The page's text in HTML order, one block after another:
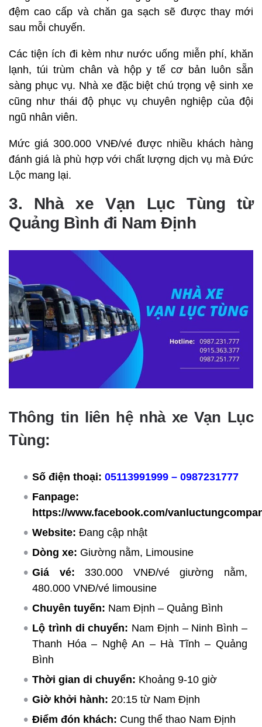
đệm cao cấp và chăn ga sạch sẽ được thay mới
sau mỗi chuyến.
Các tiện ích đi kèm như nước uống miễn phí, khăn
lạnh, túi trùm chân và hộp y tế cơ bản luôn sẵn
sàng phục vụ. Nhà xe đặc biệt chú trọng vệ sinh xe
cũng như thái độ phục vụ chuyên nghiệp của đội
ngũ nhân viên.
Mức giá 300.000 VNĐ/vé được nhiều khách hàng
đánh giá là phù hợp với chất lượng dịch vụ mà Đức
Lộc mang lại.
3. Nhà xe Vạn Lục Tùng từ
Quảng Bình đi Nam Định
Thông tin liên hệ nhà xe Vạn Lục
Tùng:
Số điện thoại: 05113991999 – 0987231777
Fanpage:
https://www.facebook.com/
Website: Đang cập nhật
Dòng xe: Giường nằm, Limousine
Giá vé: 330.000 VNĐ/vé giường nằm,
480.000 VNĐ/vé limousine
Chuyên tuyến: Nam Định – Quảng Bình
Lộ trình di chuyển: Nam Định – Ninh Bình –
Thanh Hóa – Nghệ An – Hà Tĩnh – Quảng
Bình
Thời gian di chuyển: Khoảng 9-10 giờ
Giờ khởi hành: 20:15 từ Nam Định
Điểm đón khách: Cung thể thao Nam Định